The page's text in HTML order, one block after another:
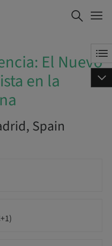
BOOK NOW
El Nuevo
en la
Spain